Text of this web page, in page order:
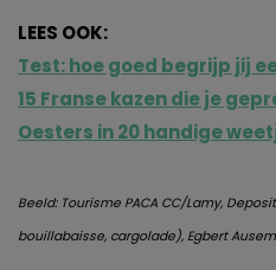
LEES OOK:
Test: hoe goed begrijp jij
15 Franse kazen die je
Oesters in 20 handige
Beeld: Tourisme PACA CC/Lamy,
bouillabaisse, cargolade), Egbert